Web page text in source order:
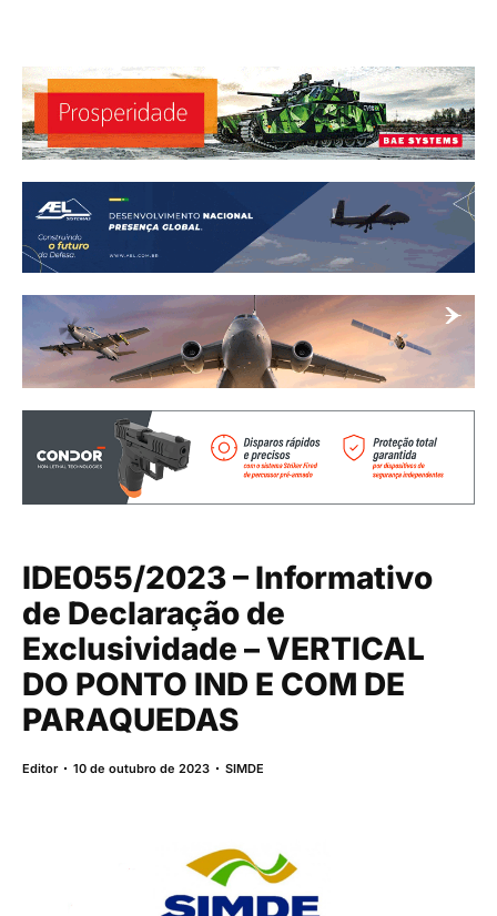
IDE055/2023 – Informativo
de Declaração de
Exclusividade – VERTICAL
DO PONTO IND E COM DE
PARAQUEDAS
Editor 10 de outubro de 2023 SIMDE